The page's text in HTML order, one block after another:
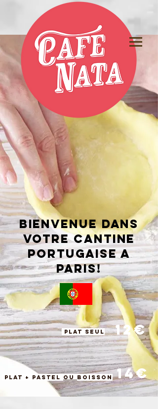
BIENVENUE DANS
VOTRE CANTINE
PORTUGAISE A
PARIS!
Plat seul 12€
14€
Plat + Pastel OU boisson